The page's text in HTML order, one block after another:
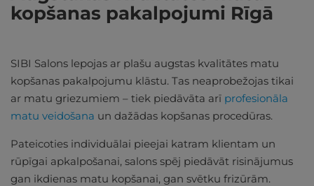
kopšanas pakalpojumi Rīgā
SIBI Salons lepojas ar plašu augstas kvalitātes matu
kopšanas pakalpojumu klāstu. Tas neaprobežojas tikai
ar matu griezumiem – tiek piedāvāta arī profesionāla
matu veidošana un dažādas kopšanas procedūras.
Pateicoties individuālai pieejai katram klientam un
rūpīgai apkalpošanai, salons spēj piedāvāt risinājumus
gan ikdienas matu kopšanai, gan svētku frizūrām.